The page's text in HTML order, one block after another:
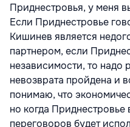
Приднестровья, у меня
Если Приднестровье
Кишинев является
партнером, если
независимости, то надо
невозврата пройдена и
понимаю, что
но когда Приднестровье
переговоров будет